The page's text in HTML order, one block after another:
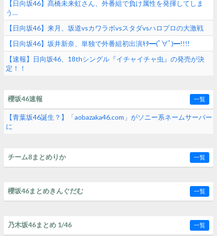
【日向坂46】髙橋未来虹さん、外番組で負け属性を発揮してしま
う…
【日向坂46】来月、坂道vsカワラボvsスタダvsハロプロの大激戦
【日向坂46】坂井新奈、単独で外番組初出演ｷﾀ━(ﾟ∀ﾟ)━!!!!
【速報】日向坂46、18thシングル『イチャイチャ虫』の発売が決
定！！
櫻坂46速報 一覧
【青葉坂46誕生？】「aobazaka46.com」がソニー系ネームサーバー
に
チーム8まとめりか 一覧
櫻坂46まとめきんぐだむ 一覧
乃木坂46まとめ 1/46 一覧